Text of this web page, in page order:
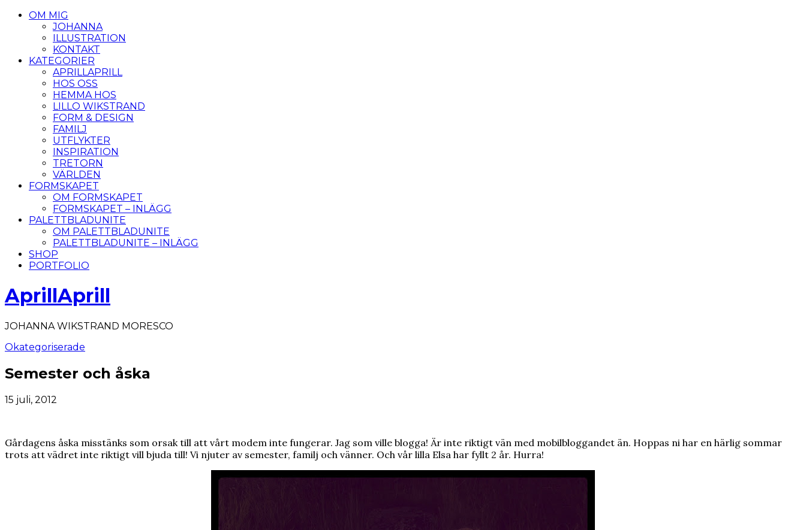
OM MIG
JOHANNA
ILLUSTRATION
KONTAKT
KATEGORIER
APRILLAPRILL
HOS OSS
HEMMA HOS
LILLO WIKSTRAND
FORM & DESIGN
FAMILJ
UTFLYKTER
INSPIRATION
TRETORN
VÄRLDEN
FORMSKAPET
OM FORMSKAPET
FORMSKAPET – INLÄGG
PALETTBLADUNITE
OM PALETTBLADUNITE
PALETTBLADUNITE – INLÄGG
SHOP
PORTFOLIO
AprillAprill
JOHANNA WIKSTRAND MORESCO
Okategoriserade
Semester och åska
15 juli, 2012
Gårdagens åska misstänks som orsak till att vårt modem inte fungerar. Jag som ville blogga! Är inte riktigt vän med mobilbloggandet än. Hoppas ni har en härlig sommar
trots att vädret inte riktigt vill bjuda till! Vi njuter av semester, familj och vänner. Och vår lilla Elsa har fyllt 2 år. Hurra!